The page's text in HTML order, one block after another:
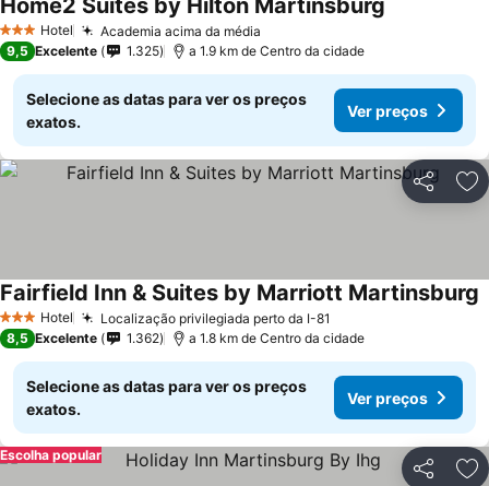
3 EstrelasHotel Academia acima da média
Home2 Suites by Hilton Martinsburg
9,5 Excelente 1.325 a 1.9 km de Centro da cidade
Selecione as datas para ver os preços
exatos.
Ver preços
Partilhar
3 EstrelasHotel Localização privilegiada perto da I-81
Fairfield Inn & Suites by Marriott Martinsburg
8,5 Excelente 1.362 a 1.8 km de Centro da cidade
Selecione as datas para ver os preços
exatos.
Ver preços
Partilhar
Escolha popular